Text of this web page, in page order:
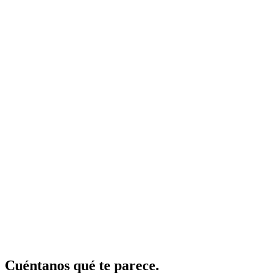
Cuéntanos qué te parece.